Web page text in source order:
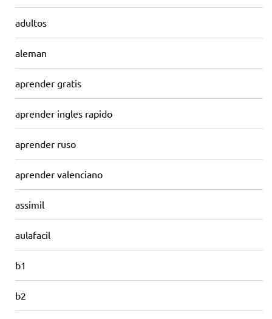
adultos
aleman
aprender gratis
aprender ingles rapido
aprender ruso
aprender valenciano
assimil
aulafacil
b1
b2